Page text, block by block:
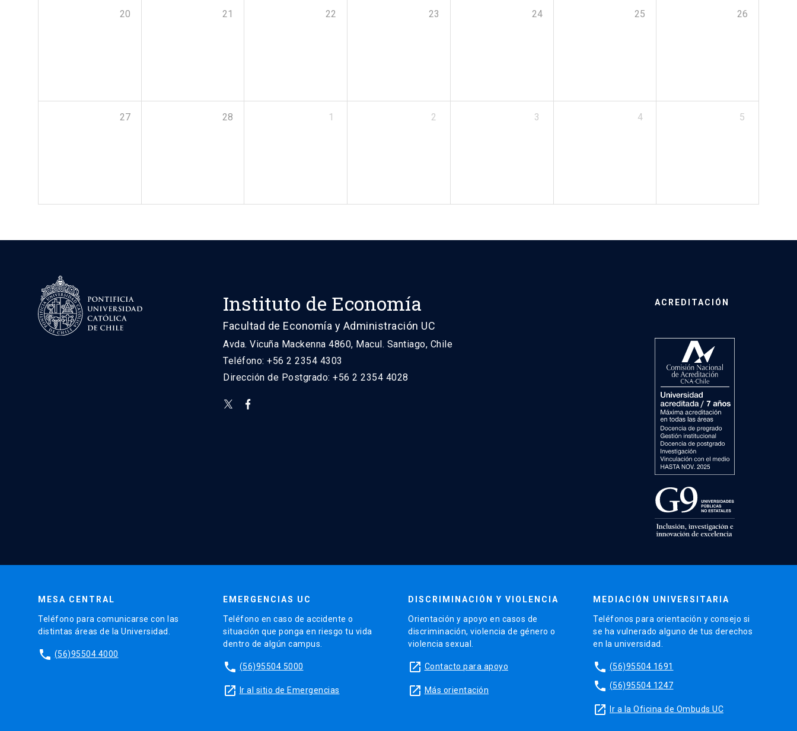
20 21 22 23 24 25 26
27 28 1 2 3 4 5
Instituto de Economía
Facultad de Economía y Administración UC
Avda. Vicuña Mackenna 4860, Macul. Santiago, Chile
Teléfono: +56 2 2354 4303
Dirección de Postgrado: +56 2 2354 4028
ACREDITACIÓN
MESA CENTRAL
Teléfono para comunicarse con las
distintas áreas de la Universidad.
phone (56)95504 4000
EMERGENCIAS UC
Teléfono en caso de accidente o
situación que ponga en riesgo tu vida
dentro de algún campus.
phone (56)95504 5000
launch Ir al sitio de Emergencias
DISCRIMINACIÓN Y VIOLENCIA
Orientación y apoyo en casos de
discriminación, violencia de género o
violencia sexual.
launch Contacto para apoyo
launch Más orientación
MEDIACIÓN UNIVERSITARIA
Teléfonos para orientación y consejo si
se ha vulnerado alguno de tus derechos
en la universidad.
phone (56)95504 1691
phone (56)95504 1247
launch Ir a la Oficina de Ombuds UC